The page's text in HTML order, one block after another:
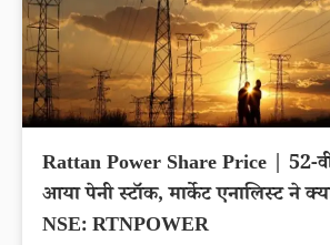
Rattan Power Share Price | 52-
आया पेनी स्टॉक, मार्केट एनालिस्ट ने
NSE: RTNPOWER